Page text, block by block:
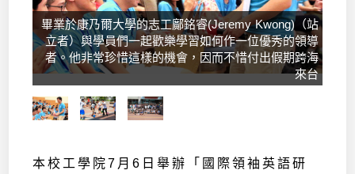
畢業於康乃爾大學的志工鄺銘睿(Jeremy Kwong)（站
立者）與學員們一起歡樂學習如何作一位優秀的領導
者。他非常珍惜這樣的機會，因而不惜付出假期跨海
來台
本校工學院7月6日舉辦「國際領袖英語研